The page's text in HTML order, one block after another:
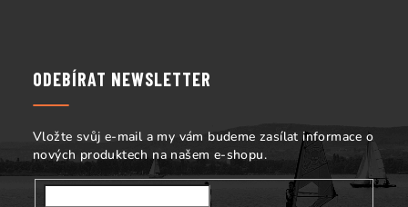
p
i
u
ODEBÍRAT NEWSLETTER
Vložte svůj e-mail a my vám budeme zasílat informace o
nových produktech na našem e-shopu.